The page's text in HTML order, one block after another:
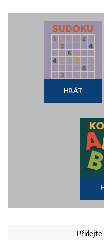
HRÁT
Přidejte